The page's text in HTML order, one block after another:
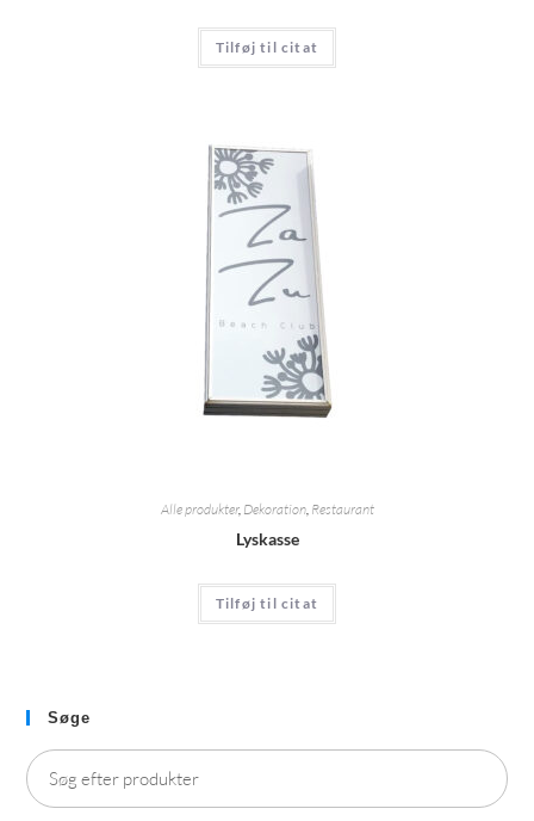
Tilføj til citat
Alle produkter, Dekoration, Restaurant
Lyskasse
Tilføj til citat
Søge